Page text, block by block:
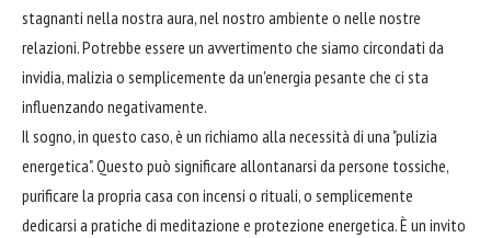
stagnanti nella nostra aura, nel nostro ambiente o nelle nostre
relazioni. Potrebbe essere un avvertimento che siamo circondati da
invidia, malizia o semplicemente da un'energia pesante che ci sta
influenzando negativamente.
Il sogno, in questo caso, è un richiamo alla necessità di una "pulizia
energetica". Questo può significare allontanarsi da persone tossiche,
purificare la propria casa con incensi o rituali, o semplicemente
dedicarsi a pratiche di meditazione e protezione energetica. È un invito